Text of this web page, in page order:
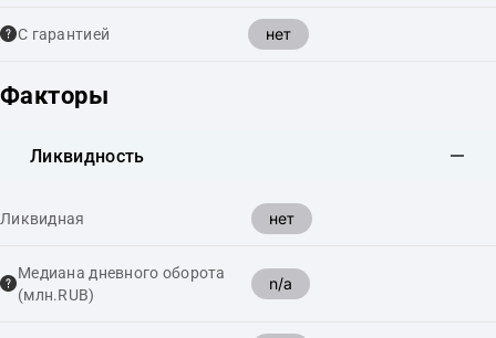
С гарантией нет
Факторы
Ликвидность
Ликвидная нет
Медиана дневного оборота
(млн.RUB)
n/a